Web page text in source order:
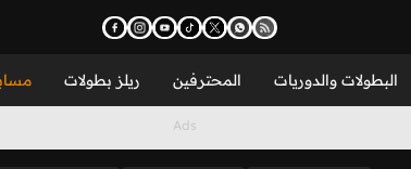
البطولات والدوريات المحترفين ريلز بطولات